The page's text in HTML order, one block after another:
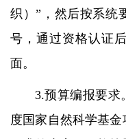
织）” ，然后按系统
号，通过资格认证
面。
3.预算编报要求
度国家自然科学基